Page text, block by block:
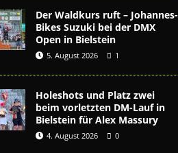
Der Waldkurs ruft – Johannes-
Bikes Suzuki bei der DMX
Open in Bielstein
5. August 2026 1
Holeshots und Platz zwei
beim vorletzten DM-Lauf in
Bielstein für Alex Massury
4. August 2026 0